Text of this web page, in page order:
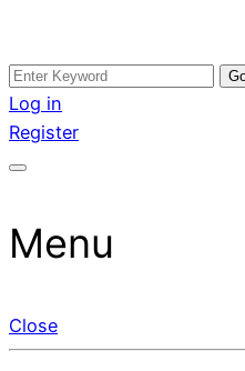
Skip
to
content
อสังหาโพสต์ รีวิวเยอะ รับจ้า
หา แตกต่างอย่างตั้งใจ รับรอ
กับทีมงานบริษัท บ้าน ที่ดิน ค
รับจ้างโพสอสังหา ขายบ้าน อ
โพสต์ ที่ดิน กับทีมงานบริษัท ถู
ขายได้จริงๆ ช่วยสร้างโอกา
Search
for:
Log in
Register
Menu
Close